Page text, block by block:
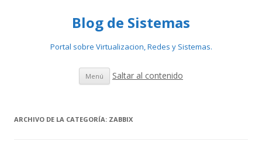
Blog de Sistemas
Portal sobre Virtualizacion, Redes y Sistemas.
Menú Saltar al contenido
ARCHIVO DE LA CATEGORÍA: ZABBIX